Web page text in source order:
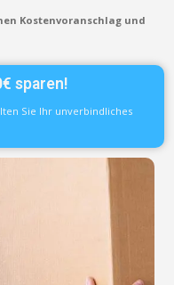
Kostenvoranschlag und
sparen!
Sie Ihr unverbindliches